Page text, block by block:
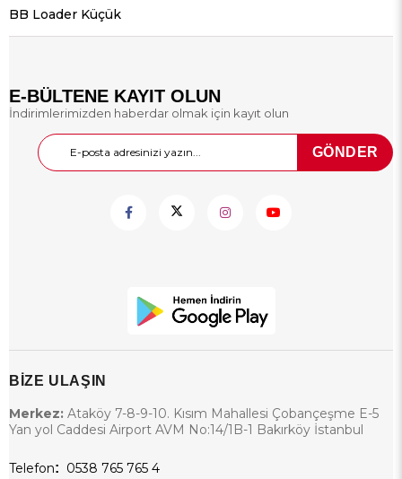
BB Loader Küçük
E-BÜLTENE KAYIT OLUN
İndirimlerimizden haberdar olmak için kayıt olun
GÖNDER
BİZE ULAŞIN
Merkez: Ataköy 7-8-9-10. Kısım Mahallesi Çobançeşme E-5
Yan yol Caddesi Airport AVM No:14/1B-1 Bakırköy İstanbul
Telefon: 0538 765 765 4